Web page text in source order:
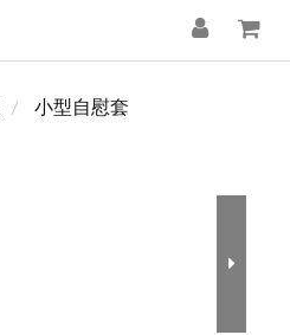
小型自慰套